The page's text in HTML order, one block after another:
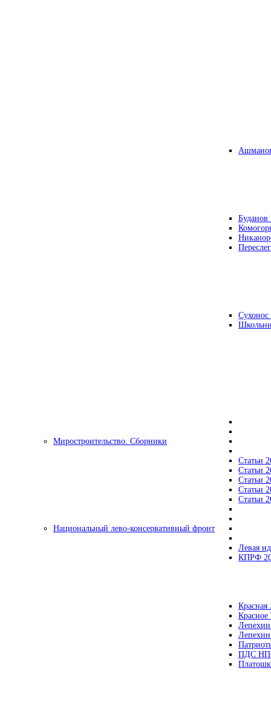
Буданов
Миростроительство. Сборники
Статьи
Статьи
Статьи
Статьи
Статьи
Национальный лево-консервативный фронт
Левая
КПРФ
Красная
ПДС